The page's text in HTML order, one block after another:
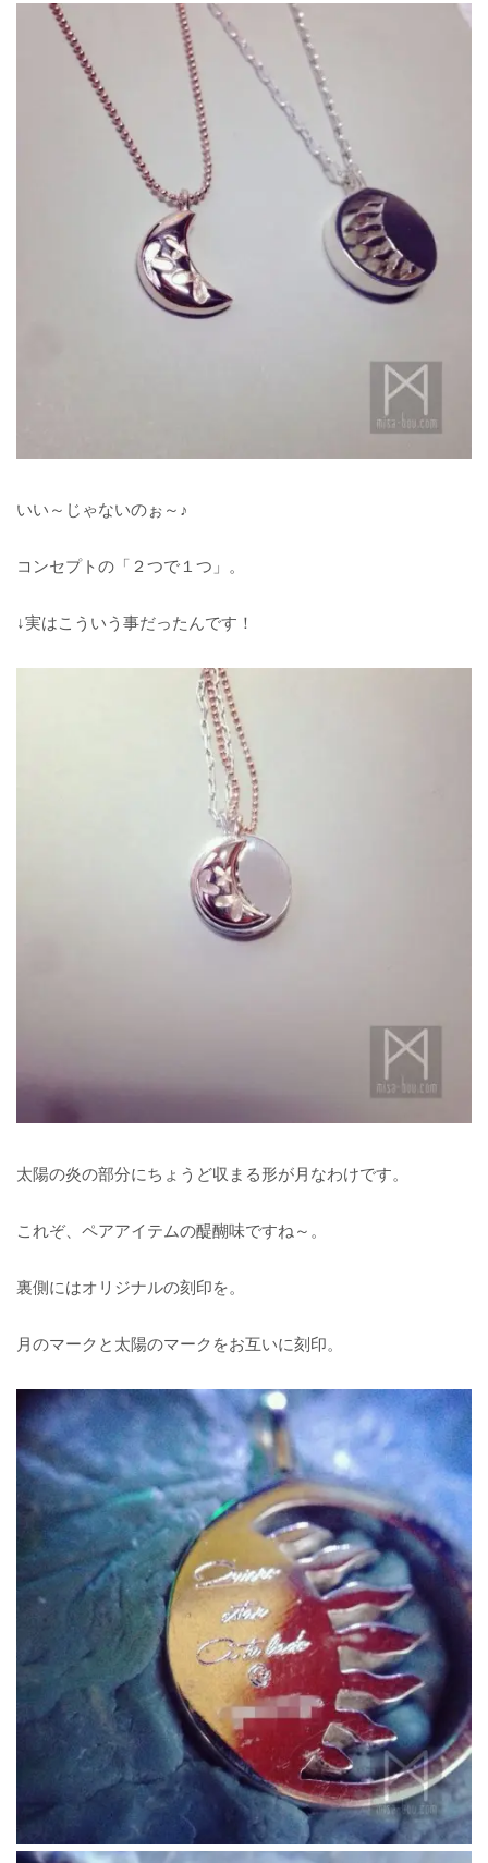
いい～じゃないのぉ～♪
コンセプトの「２つで１つ」。
↓実はこういう事だったんです！
太陽の炎の部分にちょうど収まる形が月なわけです。
これぞ、ペアアイテムの醍醐味ですね～。
裏側にはオリジナルの刻印を。
月のマークと太陽のマークをお互いに刻印。